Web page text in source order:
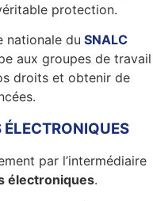
protection.
nationale du SNALC
aux groupes de travail
droits et obtenir de
ÉLECTRONIQUES
par l’intermédiaire
électroniques.